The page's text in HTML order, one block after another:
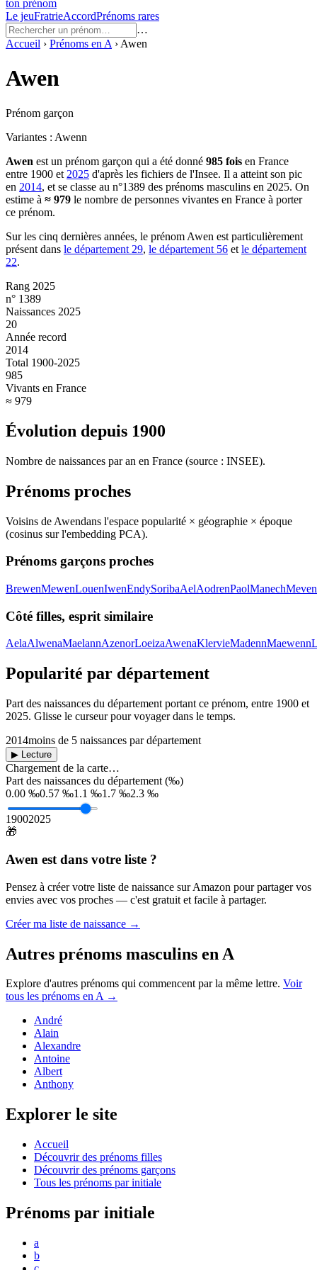
ton prénom
Le jeuFratrieAccordPrénoms rares
…
Accueil › Prénoms en A › Awen
Awen
Prénom garçon
Variantes : Awenn
Awen est un prénom garçon qui a été donné 985 fois en France
entre 1900 et 2025 d'après les fichiers de l'Insee. Il a atteint son pic
en 2014, et se classe au n°1389 des prénoms masculins en 2025. On
estime à ≈ 979 le nombre de personnes vivantes en France à porter
ce prénom.
Sur les cinq dernières années, le prénom Awen est particulièrement
présent dans le département 29, le département 56 et le département
22.
Rang 2025
n° 1389
Naissances 2025
20
Année record
2014
Total 1900-2025
985
Vivants en France
≈ 979
Évolution depuis 1900
Nombre de naissances par an en France (source : INSEE).
Prénoms proches
Voisins de Awendans l'espace popularité × géographie × époque
(cosinus sur l'embedding PCA).
Prénoms garçons proches
BrewenMewenLouenIwenEndySoribaAelAodrenPaolManechMeven
Côté filles, esprit similaire
AelaAlwenaMaelannAzenorLoeizaAwenaKlervieMadennMaewenn
Popularité par département
Part des naissances du département portant ce prénom, entre 1900 et
2025. Glisse le curseur pour voyager dans le temps.
2014moins de 5 naissances par département
▶ Lecture
Chargement de la carte…
Part des naissances du département (‰)
0.00 ‰0.57 ‰1.1 ‰1.7 ‰2.3 ‰
19002025
🎁
Awen est dans votre liste ?
Pensez à créer votre liste de naissance sur Amazon pour partager vos
envies avec vos proches — c'est gratuit et facile à partager.
Créer ma liste de naissance →
Autres prénoms masculins en A
Explore d'autres prénoms qui commencent par la même lettre. Voir
tous les prénoms enA→
André
Alain
Alexandre
Antoine
Albert
Anthony
Explorer le site
Accueil
Découvrir des prénoms filles
Découvrir des prénoms garçons
Tous les prénoms par initiale
Prénoms par initiale
a
b